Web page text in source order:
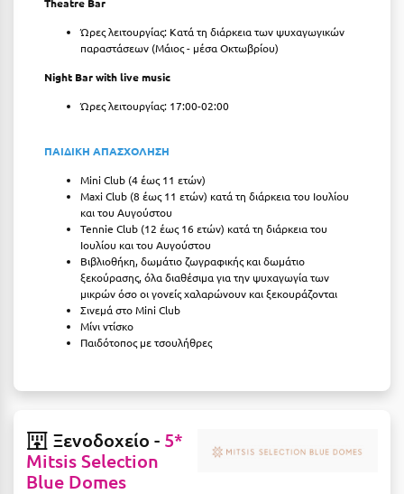
Σαμοθράκη
Σέριφος
Σκόπελος
Σκύρος
Ώρες λειτουργίας: Κατά τη διάρκεια των ψυχαγωγικών
παραστάσεων (Μάιος - μέσα Οκτωβρίου)
Night Bar with live music
Ώρες λειτουργίας: 17:00-02:00
ΠΑΙΔΙΚΗ ΑΠΑΣΧΟΛΗΣΗ
Mini Club (4 έως 11 ετών)
Maxi Club (8 έως 11 ετών) κατά τη διάρκεια του Ιουλίου
και του Αυγούστου
Tennie Club (12 έως 16 ετών) κατά τη διάρκεια του
Ιουλίου και του Αυγούστου
Βιβλιοθήκη, δωμάτιο ζωγραφικής και δωμάτιο
ξεκούρασης, όλα διαθέσιμα για την ψυχαγωγία των
μικρών όσο οι γονείς χαλαρώνουν και ξεκουράζονται
Σινεμά στο Mini Club
Μίνι ντίσκο
Παιδότοπος με τσουλήθρες
Ξενοδοχείο - 5*
Mitsis Selection
Blue Domes